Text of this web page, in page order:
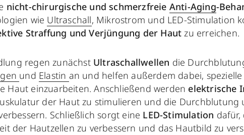
nicht-chirurgische und schmerzfreie Anti-Aging-
wie Ultraschall, Mikrostrom und LED-Stimulation
Straffung und Verjüngung der Haut zu erreichen.
regen zunächst Ultraschallwellen die
und Elastin an und helfen außerdem dabei,
Haut einzuarbeiten. Anschließend werden elektrische
der Haut zu stimulieren und die Durchblutung
Schließlich sorgt eine LED-Stimulation dafür,
der Hautzellen zu verbessern und das Hautbild zu